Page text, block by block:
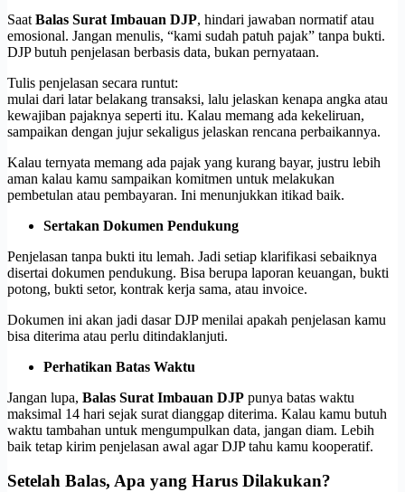
Saat Balas Surat Imbauan DJP, hindari jawaban normatif atau
emosional. Jangan menulis, “kami sudah patuh pajak” tanpa bukti.
DJP butuh penjelasan berbasis data, bukan pernyataan.
Tulis penjelasan secara runtut:
mulai dari latar belakang transaksi, lalu jelaskan kenapa angka atau
kewajiban pajaknya seperti itu. Kalau memang ada kekeliruan,
sampaikan dengan jujur sekaligus jelaskan rencana perbaikannya.
Kalau ternyata memang ada pajak yang kurang bayar, justru lebih
aman kalau kamu sampaikan komitmen untuk melakukan
pembetulan atau pembayaran. Ini menunjukkan itikad baik.
Sertakan Dokumen Pendukung
Penjelasan tanpa bukti itu lemah. Jadi setiap klarifikasi sebaiknya
disertai dokumen pendukung. Bisa berupa laporan keuangan, bukti
potong, bukti setor, kontrak kerja sama, atau invoice.
Dokumen ini akan jadi dasar DJP menilai apakah penjelasan kamu
bisa diterima atau perlu ditindaklanjuti.
Perhatikan Batas Waktu
Jangan lupa, Balas Surat Imbauan DJP punya batas waktu
maksimal 14 hari sejak surat dianggap diterima. Kalau kamu butuh
waktu tambahan untuk mengumpulkan data, jangan diam. Lebih
baik tetap kirim penjelasan awal agar DJP tahu kamu kooperatif.
Setelah Balas, Apa yang Harus Dilakukan?